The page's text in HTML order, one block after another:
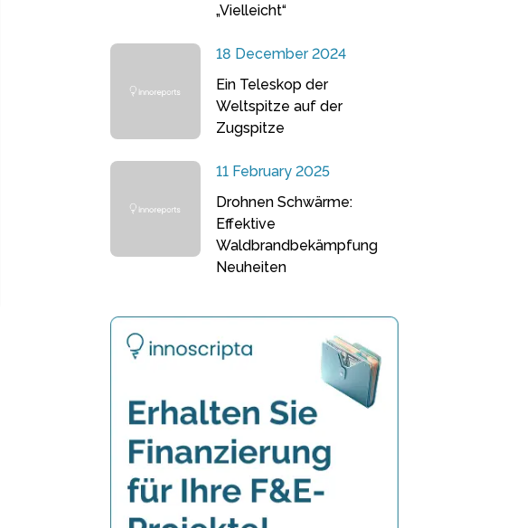
„Vielleicht“
18 December 2024
Ein Teleskop der
Weltspitze auf der
Zugspitze
11 February 2025
Drohnen Schwärme:
Effektive
Waldbrandbekämpfung
Neuheiten